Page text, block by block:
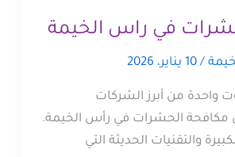
في راس الخيمة
/10 يناير، 2026
واحدة من أبرز الشركات
الحشرات في رأس الخيمة.
والتقنيات الحديثة التي